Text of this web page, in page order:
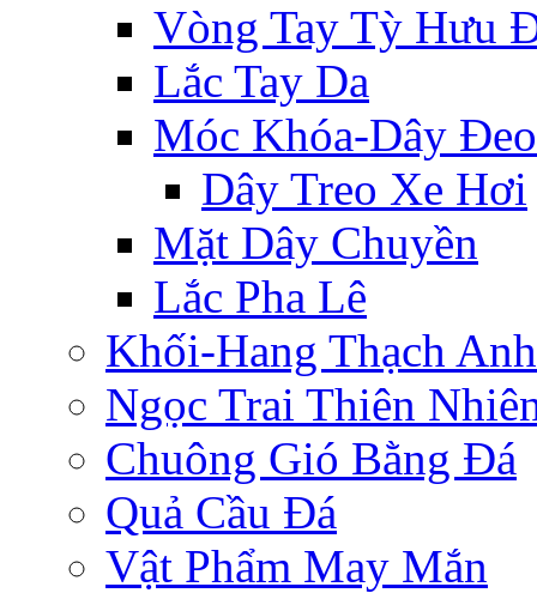
Vòng Tay Tỳ Hưu
Lắc Tay Da
Móc Khóa-Dây Đeo
Dây Treo Xe Hơi
Mặt Dây Chuyền
Lắc Pha Lê
Khối-Hang Thạch Anh
Ngọc Trai Thiên
Chuông Gió Bằng Đá
Quả Cầu Đá
Vật Phẩm May Mắn